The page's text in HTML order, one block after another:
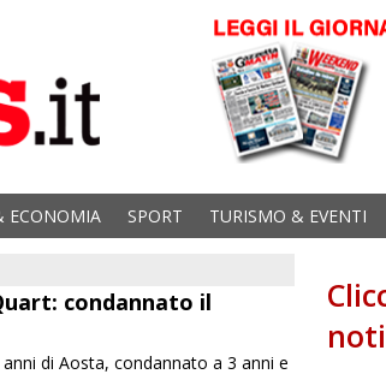
ECONOMIA SPORT TURISMO & EVENTI
condannato il
di Aosta, condannato a 3 anni e